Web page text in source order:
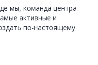
мы, команда центра
активные и
по-настоящему